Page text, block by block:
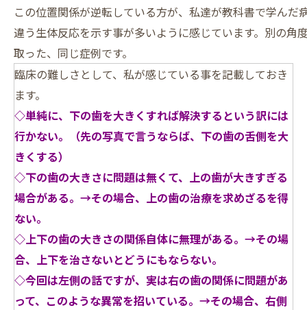
この位置関係が逆転している方が、私達が教科書で学んだ
違う生体反応を示す事が多いように感じています。別の角
取った、同じ症例です。
臨床の難しさとして、私が感じている事を記載しておき
ます。
◇単純に、下の歯を大きくすれば解決するという訳には
行かない。（先の写真で言うならば、下の歯の舌側を大
きくする）
◇下の歯の大きさに問題は無くて、上の歯が大きすぎる
場合がある。→その場合、上の歯の治療を求めざるを得
ない。
◇上下の歯の大きさの関係自体に無理がある。→その場
合、上下を治さないとどうにもならない。
◇今回は左側の話ですが、実は右の歯の関係に問題があ
って、このような異常を招いている。→その場合、右側